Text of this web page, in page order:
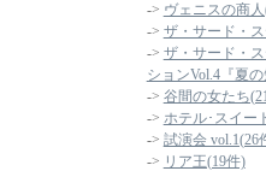
-> ヴェニスの商
-> ザ・サード・
-> ザ・サード・
ションVol.4『夏
-> 谷間の女たち
-> ホテル･スイー
-> 試演会 vol.1(26
-> リア王(19件)